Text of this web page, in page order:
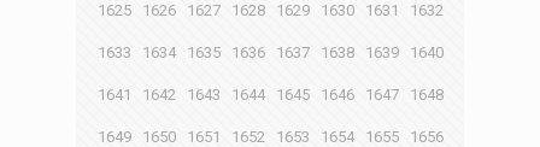
1625 1626 1627 1628 1629 1630 1631 1632
1633 1634 1635 1636 1637 1638 1639 1640
1641 1642 1643 1644 1645 1646 1647 1648
1649 1650 1651 1652 1653 1654 1655 1656